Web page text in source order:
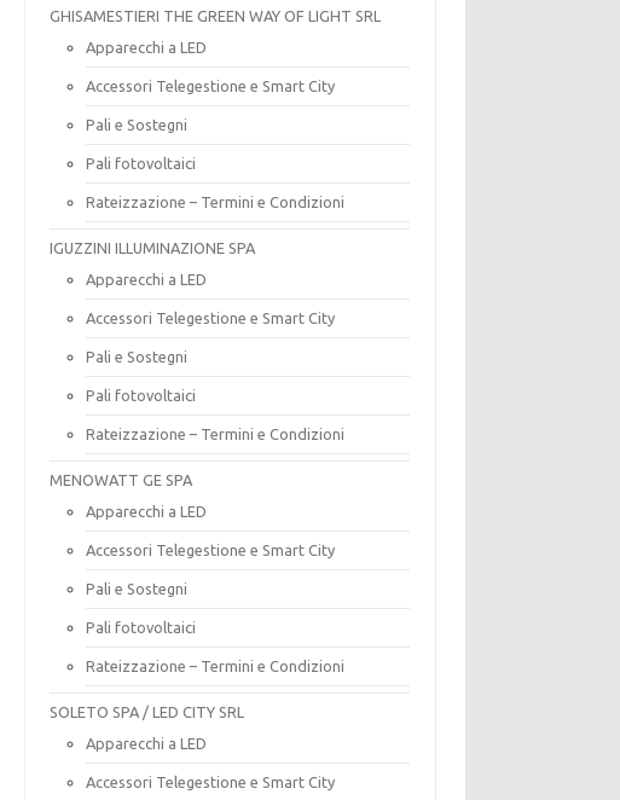
GHISAMESTIERI THE GREEN WAY OF LIGHT SRL
Apparecchi a LED
Accessori Telegestione e Smart City
Pali e Sostegni
Pali fotovoltaici
Rateizzazione – Termini e Condizioni
IGUZZINI ILLUMINAZIONE SPA
Apparecchi a LED
Accessori Telegestione e Smart City
Pali e Sostegni
Pali fotovoltaici
Rateizzazione – Termini e Condizioni
MENOWATT GE SPA
Apparecchi a LED
Accessori Telegestione e Smart City
Pali e Sostegni
Pali fotovoltaici
Rateizzazione – Termini e Condizioni
SOLETO SPA / LED CITY SRL
Apparecchi a LED
Accessori Telegestione e Smart City